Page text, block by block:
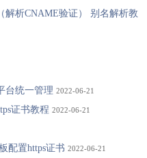
解析CNAME验证） 别名解析教
台统一管理 2022-06-21
证书教程 2022-06-21
配置https证书 2022-06-21